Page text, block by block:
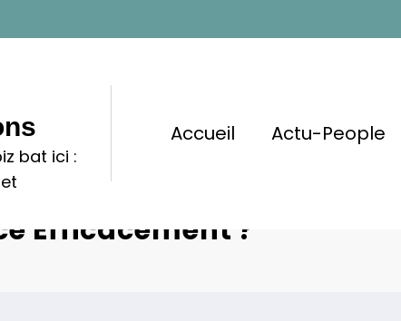
bat ici :
Accueil Actu-People
L’anxiété Et Comment
Efficacement ?